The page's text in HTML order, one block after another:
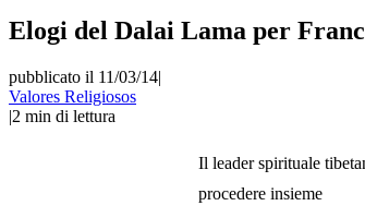
Elogi del Dalai Lama per
pubblicato il 11/03/14|
Valores Religiosos
|2 min di lettura
Il leader spirituale
procedere insieme